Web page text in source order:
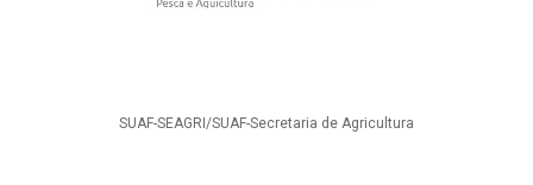
SUAF-SEAGRI/SUAF-Secretaria de Agricultura